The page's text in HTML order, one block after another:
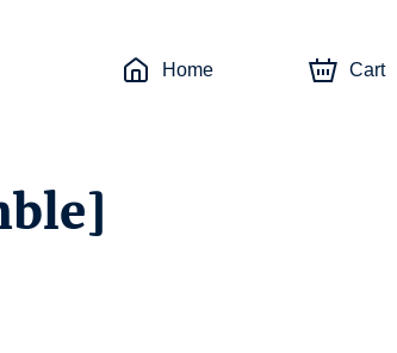
Home Cart